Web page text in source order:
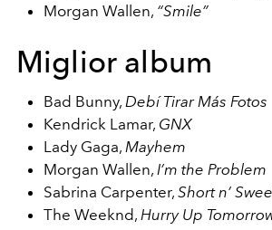
Morgan Wallen, “Smile”
Miglior album
Bad Bunny, Debí Tirar Más Fotos
Kendrick Lamar, GNX
Lady Gaga, Mayhem
Morgan Wallen, I’m the Problem
Sabrina Carpenter, Short n’
The Weeknd, Hurry Up